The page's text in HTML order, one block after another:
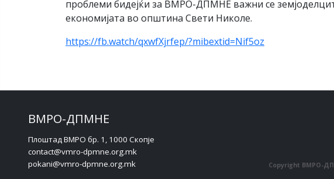
проблеми бидејќи за ВМРО-ДПМНЕ важни се
економијата во општина Свети Николе.
https://fb.watch/qxwfXjrfep/?mibextid=Nif5oz
ВМРО-ДПМНЕ
Плоштад ВМРО бр. 1, 1000 Скопје
contact@vmro-dpmne.org.mk
pokani@vmro-dpmne.org.mk
Copyright ВМРО-